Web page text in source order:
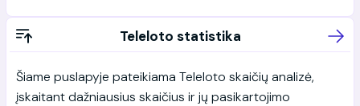
Teleloto statistika
Šiame puslapyje pateikiama Teleloto skaičių analizė,
įskaitant dažniausius skaičius ir jų pasikartojimo